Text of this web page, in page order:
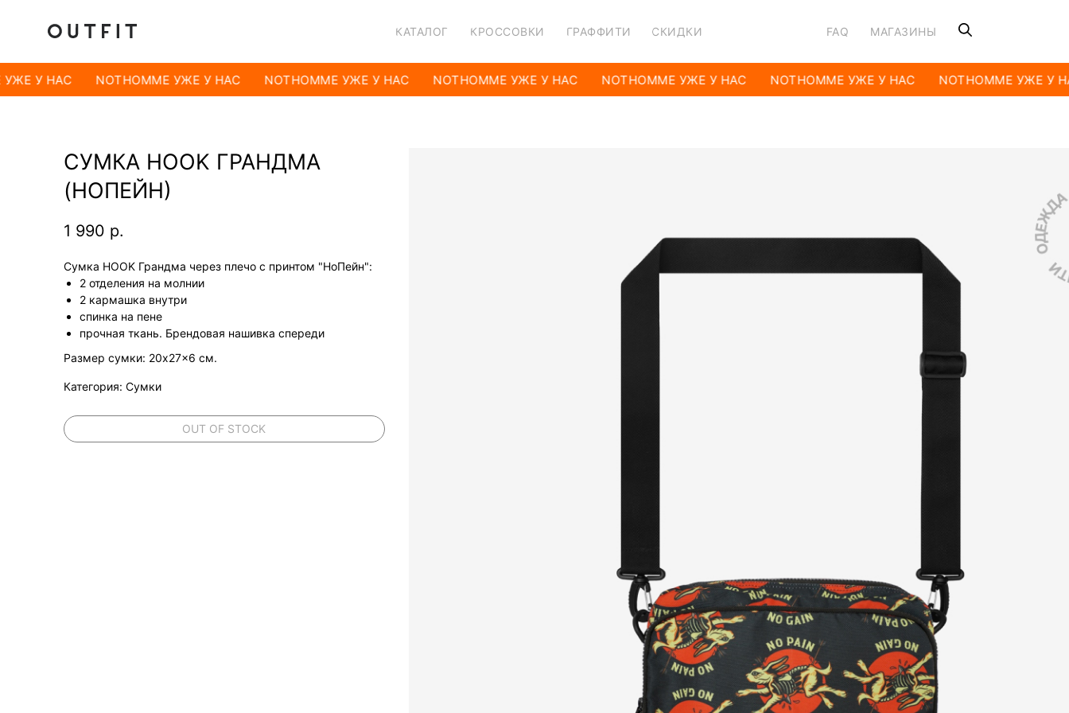
КАТАЛОГ КРОССОВКИ ГРАФФИТИ СКИДКИ FAQ МАГАЗИНЫ
УЖЕ У НАС NOTHOMME УЖЕ У НАС NOTHOMME УЖЕ У НАС NOTHOMME УЖЕ У НАС NOTHOMME УЖЕ У НАС NOTHOMME УЖЕ У НАС NOTHOMME УЖЕ У
СУМКА HOOK ГРАНДМА
(НОПЕЙН)
1 990 р.
OUT OF STOCK
Сумка HOOK Грандма через плечо с принтом "НоПейн":
2 отделения на молнии
2 кармашка внутри
спинка на пене
прочная ткань. Брендовая нашивка спереди
Размер сумки: 20x27x6 см.
Категория: Сумки